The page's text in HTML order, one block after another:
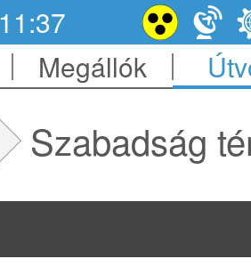
11:37
Megállók
Szabadság